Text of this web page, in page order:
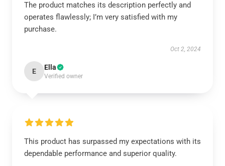
The product matches its description perfectly and
operates flawlessly; I’m very satisfied with my
purchase.
Oct 2, 2024
E Ella
Verified owner
This product has surpassed my expectations with its
dependable performance and superior quality.